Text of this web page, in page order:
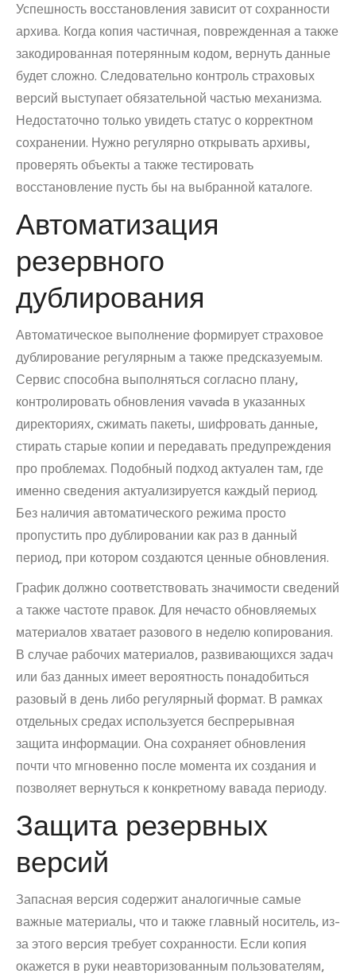
Успешность восстановления зависит от сохранности
архива. Когда копия частичная, поврежденная а также
закодированная потерянным кодом, вернуть данные
будет сложно. Следовательно контроль страховых
версий выступает обязательной частью механизма.
Недостаточно только увидеть статус о корректном
сохранении. Нужно регулярно открывать архивы,
проверять объекты а также тестировать
восстановление пусть бы на выбранной каталоге.
Автоматизация
резервного
дублирования
Автоматическое выполнение формирует страховое
дублирование регулярным а также предсказуемым.
Сервис способна выполняться согласно плану,
контролировать обновления vavada в указанных
директориях, сжимать пакеты, шифровать данные,
стирать старые копии и передавать предупреждения
про проблемах. Подобный подход актуален там, где
именно сведения актуализируется каждый период.
Без наличия автоматического режима просто
пропустить про дублировании как раз в данный
период, при котором создаются ценные обновления.
График должно соответствовать значимости сведений
а также частоте правок. Для нечасто обновляемых
материалов хватает разового в неделю копирования.
В случае рабочих материалов, развивающихся задач
или баз данных имеет вероятность понадобиться
разовый в день либо регулярный формат. В рамках
отдельных средах используется беспрерывная
защита информации. Она сохраняет обновления
почти что мгновенно после момента их создания и
позволяет вернуться к конкретному вавада периоду.
Защита резервных
версий
Запасная версия содержит аналогичные самые
важные материалы, что и также главный носитель, из-
за этого версия требует сохранности. Если копия
окажется в руки неавторизованным пользователям,